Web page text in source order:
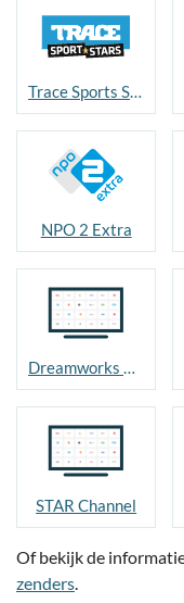
Trace Sports Stars
NPO 2 Extra
Dreamworks Channel
STAR Channel
Of bekijk de
zenders.